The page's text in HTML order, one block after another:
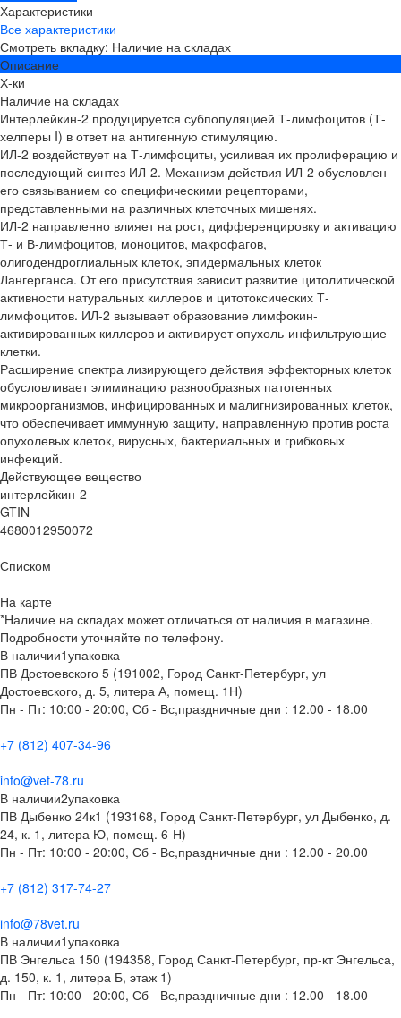
Характеристики
Все характеристики
Смотреть вкладку: Наличие на складах
Описание
Х-ки
Наличие на складах
Интерлейкин-2 продуцируется субпопуляцией Т-лимфоцитов (Т-
хелперы I) в ответ на антигенную стимуляцию.
ИЛ-2 воздействует на Т-лимфоциты, усиливая их пролиферацию и
последующий синтез ИЛ-2. Механизм действия ИЛ-2 обусловлен
его связыванием со специфическими рецепторами,
представленными на различных клеточных мишенях.
ИЛ-2 направленно влияет на рост, дифференцировку и активацию
Т- и В-лимфоцитов, моноцитов, макрофагов,
олигодендроглиальных клеток, эпидермальных клеток
Лангерганса. От его присутствия зависит развитие цитолитической
активности натуральных киллеров и цитотоксических Т-
лимфоцитов. ИЛ-2 вызывает образование лимфокин-
активированных киллеров и активирует опухоль-инфильтрующие
клетки.
Расширение спектра лизирующего действия эффекторных клеток
обусловливает элиминацию разнообразных патогенных
микроорганизмов, инфицированных и малигнизированных клеток,
что обеспечивает иммунную защиту, направленную против роста
опухолевых клеток, вирусных, бактериальных и грибковых
инфекций.
Действующее вещество
интерлейкин-2
GTIN
4680012950072
Списком
На карте
*Наличие на складах может отличаться от наличия в магазине.
Подробности уточняйте по телефону.
В наличии1упаковка
ПВ Достоевского 5 (191002, Город Санкт-Петербург, ул
Достоевского, д. 5, литера А, помещ. 1Н)
Пн - Пт: 10:00 - 20:00, Сб - Вс,праздничные дни : 12.00 - 18.00
+7 (812) 407-34-96
info@vet-78.ru
В наличии2упаковка
ПВ Дыбенко 24к1 (193168, Город Санкт-Петербург, ул Дыбенко, д.
24, к. 1, литера Ю, помещ. 6-Н)
Пн - Пт: 10:00 - 20:00, Сб - Вс,праздничные дни : 12.00 - 20.00
+7 (812) 317-74-27
info@78vet.ru
В наличии1упаковка
ПВ Энгельса 150 (194358, Город Санкт-Петербург, пр-кт Энгельса,
д. 150, к. 1, литера Б, этаж 1)
Пн - Пт: 10:00 - 20:00, Сб - Вс,праздничные дни : 12.00 - 18.00